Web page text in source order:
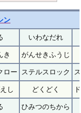
ン
いわなだれ
き がんせきふうじ
ロー ステルスロック
し どくどく
ひみつのちから